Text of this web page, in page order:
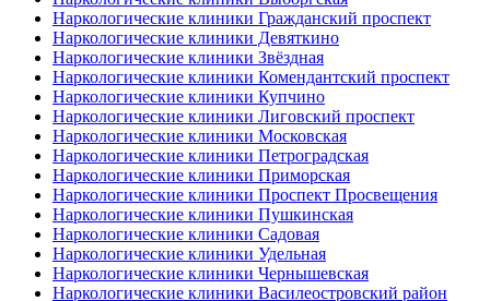
Наркологические клиники Гражданский проспект
Наркологические клиники Девяткино
Наркологические клиники Звёздная
Наркологические клиники Комендантский проспект
Наркологические клиники Купчино
Наркологические клиники Лиговский проспект
Наркологические клиники Московская
Наркологические клиники Петроградская
Наркологические клиники Приморская
Наркологические клиники Проспект Просвещения
Наркологические клиники Пушкинская
Наркологические клиники Садовая
Наркологические клиники Удельная
Наркологические клиники Чернышевская
Наркологические клиники Василеостровский район